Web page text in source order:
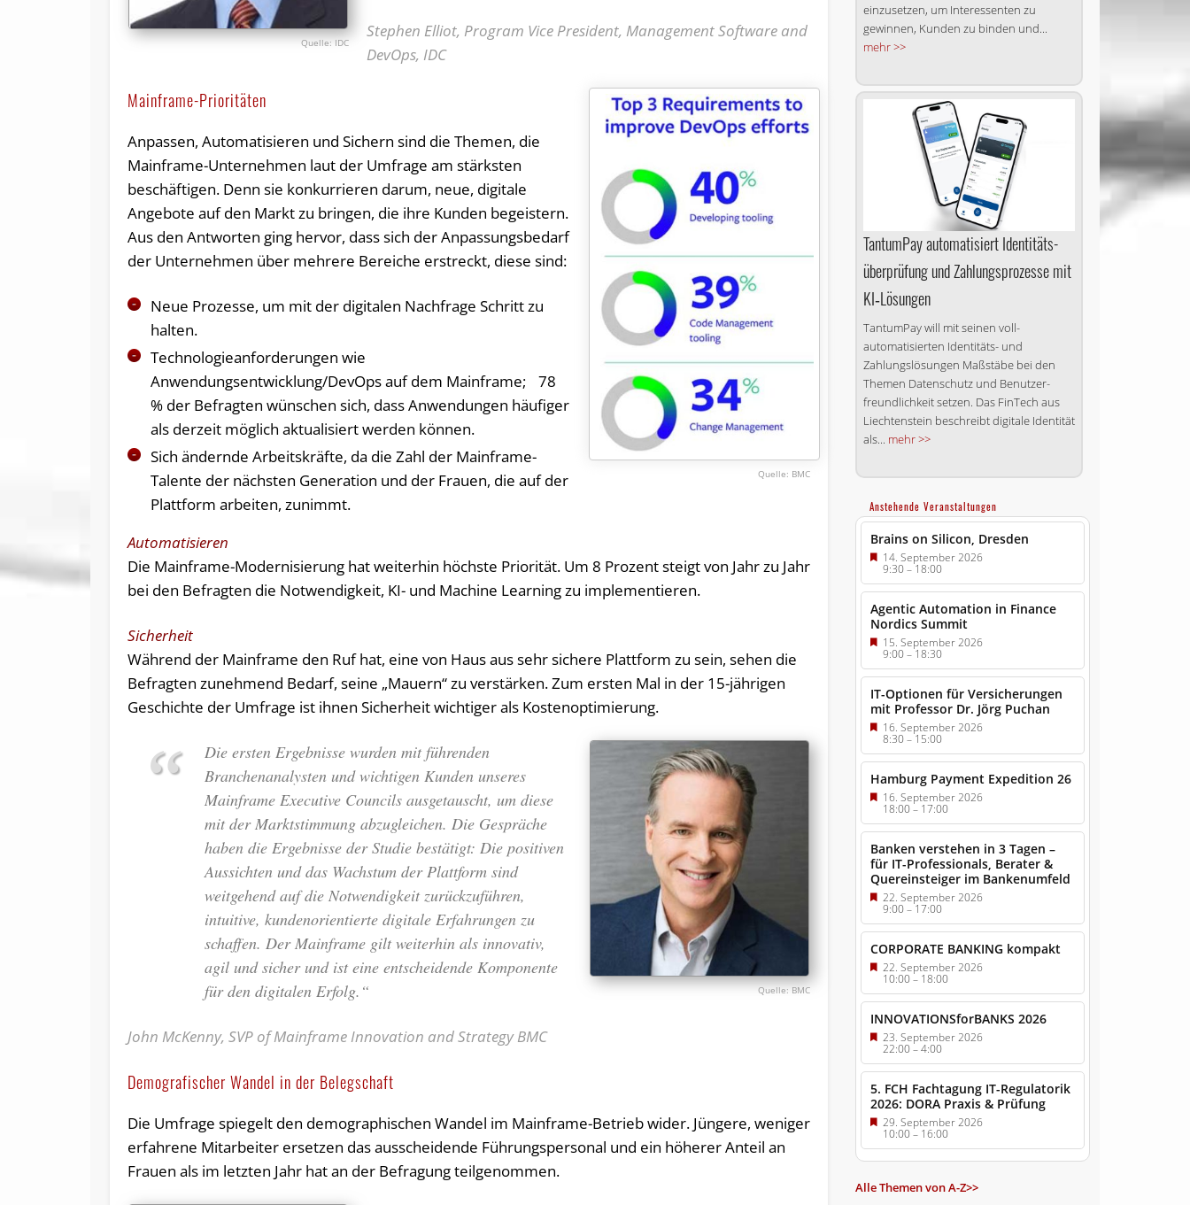
IDC
Stephen Elliot, Program Vice President, Management Software and
DevOps, IDC
BMC
Mainframe-Prioritäten
Anpassen, Automatisieren und Sichern sind die Themen, die
Mainframe-Unternehmen laut der Umfrage am stärksten
beschäftigen. Denn sie konkurrieren darum, neue, digitale
Angebote auf den Markt zu bringen, die ihre Kunden begeistern.
Aus den Antworten ging hervor, dass sich der Anpassungsbedarf
der Unternehmen über mehrere Bereiche erstreckt, diese sind:
Neue Prozesse, um mit der digitalen Nachfrage Schritt zu
halten.
Technologieanforderungen wie
Anwendungsentwicklung/DevOps auf dem Mainframe; 78
% der Befragten wünschen sich, dass Anwendungen häufiger
als derzeit möglich aktualisiert werden können.
Sich ändernde Arbeitskräfte, da die Zahl der Mainframe-
Talente der nächsten Generation und der Frauen, die auf der
Plattform arbeiten, zunimmt.
Automatisieren
Die Mainframe-Modernisierung hat weiterhin höchste Priorität. Um 8 Prozent steigt von Jahr zu Jahr
bei den Befragten die Notwendigkeit, KI- und Machine Learning zu implementieren.
Sicherheit
Während der Mainframe den Ruf hat, eine von Haus aus sehr sichere Plattform zu sein, sehen die
Befragten zunehmend Bedarf, seine „Mauern“ zu verstärken. Zum ersten Mal in der 15-jährigen
Geschichte der Umfrage ist ihnen Sicherheit wichtiger als Kostenoptimierung.
BMC
Die ersten Ergebnisse wurden mit führenden
Branchenanalysten und wichtigen Kunden unseres
Mainframe Executive Councils ausgetauscht, um diese
mit der Marktstimmung abzugleichen. Die Gespräche
haben die Ergebnisse der Studie bestätigt: Die positiven
Aussichten und das Wachstum der Plattform sind
weitgehend auf die Notwendigkeit zurückzuführen,
intuitive, kundenorientierte digitale Erfahrungen zu
schaffen. Der Mainframe gilt weiterhin als innovativ,
agil und sicher und ist eine entscheidende Komponente
für den digitalen Erfolg.“
John McKenny, SVP of Mainframe Innovation and Strategy BMC
Demografischer Wandel in der Belegschaft
Die Umfrage spiegelt den demographischen Wandel im Mainframe-Betrieb wider. Jüngere, weniger
erfahrene Mitarbeiter ersetzen das ausscheidende Führungspersonal und ein höherer Anteil an
Frauen als im letzten Jahr hat an der Befragung teilgenommen.
einzusetzen, um Interessenten zu
gewinnen, Kunden zu binden und...
mehr >>
TantumPay auto­matisiert Identitäts­
überprüfung und Zahlungs­prozesse mit
KI‑Lösungen
TantumPay will mit seinen voll­
automatisierten Identitäts- und
Zahlungs­lösungen Maßstäbe bei den
Themen Datenschutz und Benutzer­
freundlichkeit setzen. Das FinTech aus
Liechtenstein beschreibt digitale Identität
als... mehr >>
Anstehende Veranstaltungen
Brains on Silicon, Dresden
14. September 2026
9:30–18:00
Agentic Automation in Finance
Nordics Summit
15. September 2026
9:00–18:30
IT-Optionen für Versicherungen
mit Professor Dr. Jörg Puchan
16. September 2026
8:30–15:00
Hamburg Payment Expedition 26
16. September 2026
18:00– 17:00
Banken verstehen in 3 Tagen –
für IT-Professionals, Berater &
Quereinsteiger im Bankenumfeld
22. September 2026
9:00–17:00
CORPORATE BANKING kompakt
22. September 2026
10:00– 18:00
INNOVATIONSforBANKS 2026
23. September 2026
22:00–4:00
5. FCH Fachtagung IT-Regulatorik
2026: DORA Praxis & Prüfung
29. September 2026
10:00– 16:00
Alle Themen von A-Z>>